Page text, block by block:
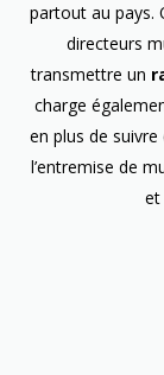
partout au pays.
directeurs
transmettre un
charge
en plus de
l’entremise de
et